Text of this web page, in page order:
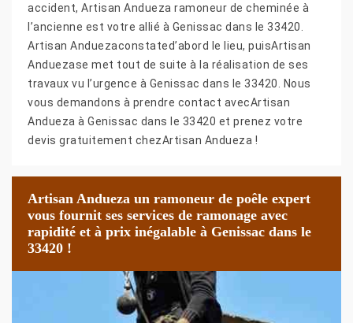
accident, Artisan Andueza ramoneur de cheminée à
l’ancienne est votre allié à Genissac dans le 33420.
Artisan Anduezaconstated’abord le lieu, puisArtisan
Anduezase met tout de suite à la réalisation de ses
travaux vu l’urgence à Genissac dans le 33420. Nous
vous demandons à prendre contact avecArtisan
Andueza à Genissac dans le 33420 et prenez votre
devis gratuitement chezArtisan Andueza !
Artisan Andueza un ramoneur de poêle expert
vous fournit ses services de ramonage avec
rapidité et à prix inégalable à Genissac dans le
33420 !